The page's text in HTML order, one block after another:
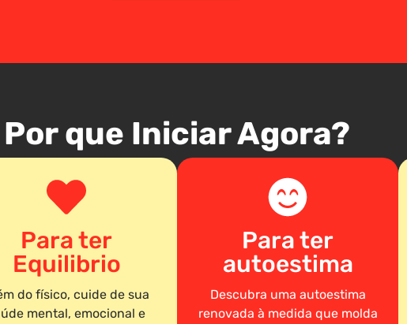
Por que Iniciar Agora?
Para ter
Equilibrio
do físico, cuide de sua
mental, emocional e
Para ter
autoestima
Descubra uma autoestima
renovada à medida que molda